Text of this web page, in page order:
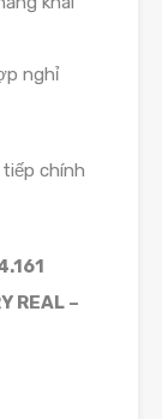
nghỉ
chính
REAL –